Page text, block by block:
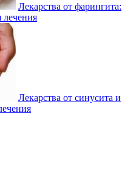
Лекарства от фарингита:
лечения
Лекарства от синусита и